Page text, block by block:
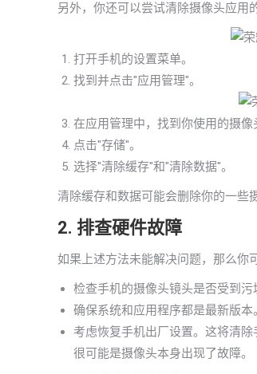
另外，你还可以尝试清除摄像头应用
打开手机的设置菜单。
找到并点击"应用管理"。
在应用管理中，找到你使用的摄像
点击"存储"。
选择"清除缓存"和"清除数据"。
清除缓存和数据可能会删除你的一些
2. 排查硬件故障
如果上述方法未能解决问题，那么你
检查手机的摄像头镜头是否受到
确保系统和应用程序都是最新版本
考虑恢复手机出厂设置。这将清
很可能是摄像头本身出现了故障。